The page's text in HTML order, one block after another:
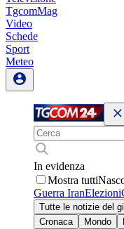
TgcomMag
Video
Schede
Sport
Meteo
In evidenza
Mostra tutti
Guerra IranElezioni
Tutte le notizie del
Cronaca
Mondo